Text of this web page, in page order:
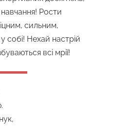
Рости
сильним,
собі! Нехай настрій
всі мрії!